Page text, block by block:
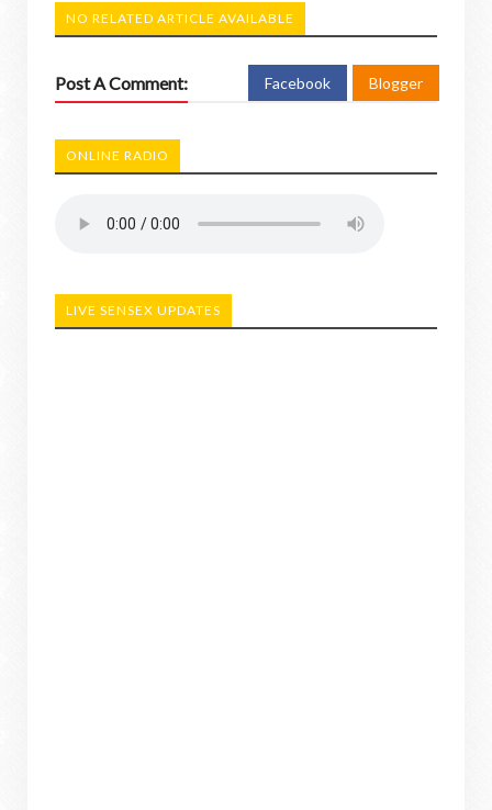
NO RELATED ARTICLE AVAILABLE
Post A Comment: Facebook Blogger
ONLINE RADIO
LIVE SENSEX UPDATES